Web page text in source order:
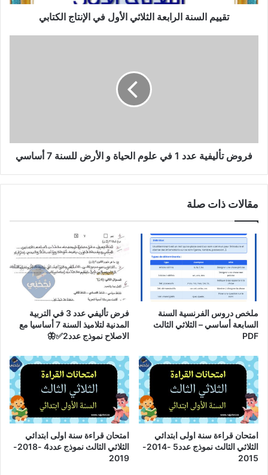
تقييم السنة الرابعة الثلاثي الأول في الإنتاج الكتابي
الأرض
للسنة
فروض تأليفية عدد 1 في علوم الحياة و الأرض للسنة 7 أساسي
مقالات ذات صلة
ملخص دروس الفرنسية السنة
السابعة أساسي – الثلاثي الثالث
PDF
فرض تأليفي عدد 3 في التربية
المدنية لتلاميذ السنة 7 أساسيا مع
الاصلاح نموذج عدد2✅🦋
امتحان قراءة سنة اولى ابتدائي
الثلاثي الثالث نموذج عدد5 -2014-
2015
امتحان قراءة سنة اولى ابتدائي
الثلاثي الثالث نموذج عدد4 -2018-
2019